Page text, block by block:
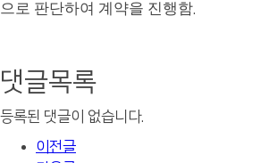
으로 판단하여 계약을 진행함.
댓글목록
등록된 댓글이 없습니다.
이전글